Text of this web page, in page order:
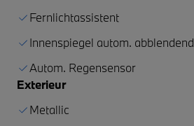
Fernlichtassistent
Innenspiegel autom. abblendend
Autom. Regensensor
Exterieur
Metallic